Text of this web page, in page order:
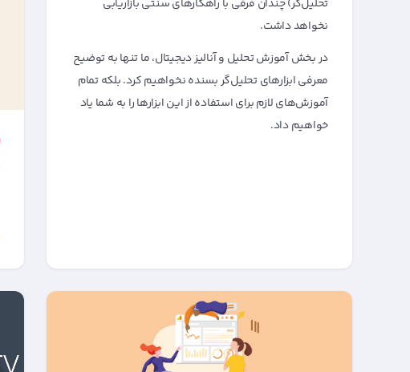
تحلیل‌گر) چندان فرقی با راهکارهای سنتی بازاریابی
نخواهد داشت.
در بخش آموزش تحلیل و آنالیز دیجیتال، ما تنها به توضیح
معرفی ابزارهای تحلیل‌گر بسنده نخواهیم کرد. بلکه تمام
آموزش‌های لازم برای استفاده از این ابزارها را به شما یاد
خواهیم داد.